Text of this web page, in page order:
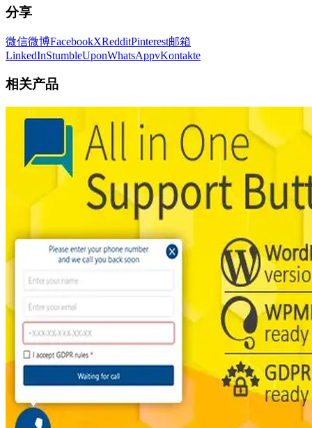
分享
微信微博FacebookXRedditPinterest邮箱
LinkedInStumbleUponWhatsAppvKontakte
相关产品